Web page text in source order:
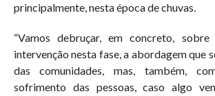
principalmente, nesta época de chuvas.
“Vamos debruçar, em concreto,
intervenção nesta fase, a abordagem que
das comunidades, mas, também,
sofrimento das pessoas, caso algo